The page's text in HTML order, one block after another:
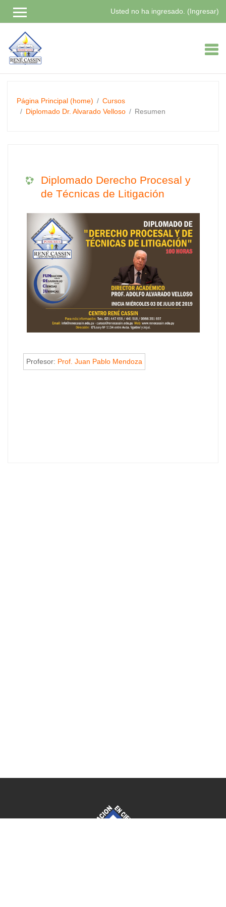
contenido
principal
Usted no ha ingresado. (Ingresar)
Página Principal (home)
Cursos
Diplomado Dr. Alvarado Velloso
Resumen
Diplomado Derecho Procesal y
de Técnicas de Litigación
Profesor: Prof. Juan Pablo Mendoza